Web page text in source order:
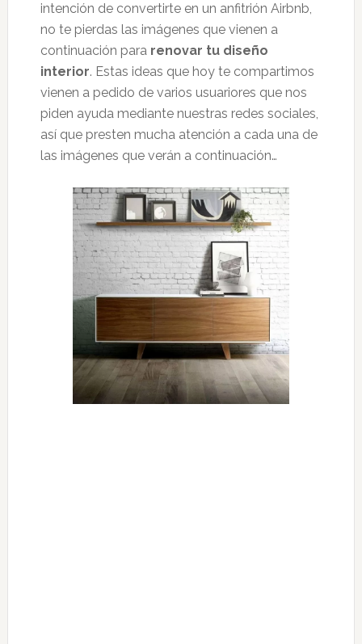
intención de convertirte en un anfitrión Airbnb,
no te pierdas las imágenes que vienen a
continuación para renovar tu diseño
interior. Estas ideas que hoy te compartimos
vienen a pedido de varios usuariores que nos
piden ayuda mediante nuestras redes sociales,
así que presten mucha atención a cada una de
las imágenes que verán a continuación…